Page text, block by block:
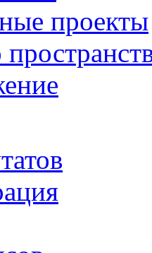
проекты